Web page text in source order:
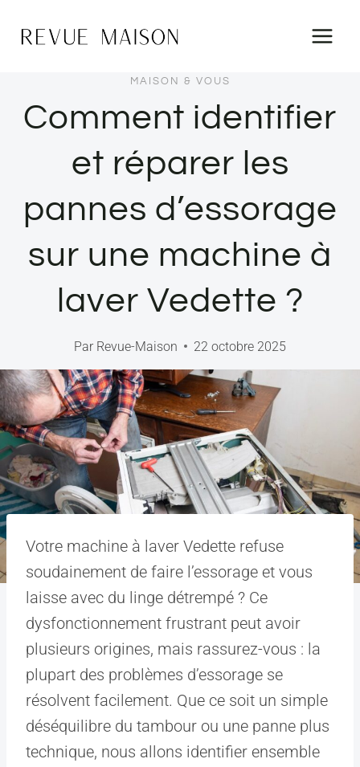
MAISON & VOUS
Comment identifier
et réparer les
pannes d’essorage
sur une machine à
laver Vedette ?
Par Revue-Maison 22 octobre 2025
Votre machine à laver Vedette refuse
soudainement de faire l’essorage et vous
laisse avec du linge détrempé ? Ce
dysfonctionnement frustrant peut avoir
plusieurs origines, mais rassurez-vous : la
plupart des problèmes d’essorage se
résolvent facilement. Que ce soit un simple
déséquilibre du tambour ou une panne plus
technique, nous allons identifier ensemble